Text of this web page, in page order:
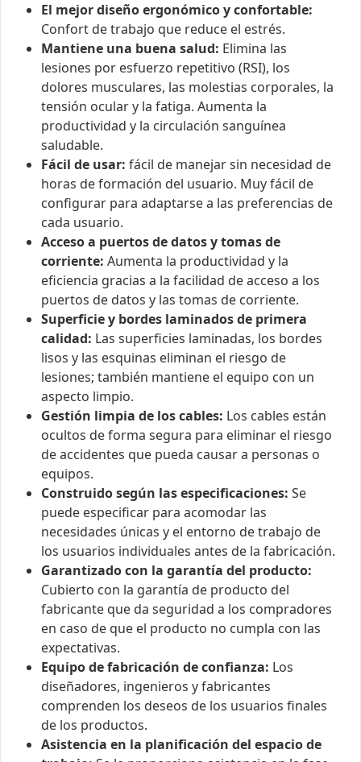
El mejor diseño ergonómico y confortable:
Confort de trabajo que reduce el estrés.
Mantiene una buena salud: Elimina las
lesiones por esfuerzo repetitivo (RSI), los
dolores musculares, las molestias corporales, la
tensión ocular y la fatiga. Aumenta la
productividad y la circulación sanguínea
saludable.
Fácil de usar: fácil de manejar sin necesidad de
horas de formación del usuario. Muy fácil de
configurar para adaptarse a las preferencias de
cada usuario.
Acceso a puertos de datos y tomas de
corriente: Aumenta la productividad y la
eficiencia gracias a la facilidad de acceso a los
puertos de datos y las tomas de corriente.
Superficie y bordes laminados de primera
calidad: Las superficies laminadas, los bordes
lisos y las esquinas eliminan el riesgo de
lesiones; también mantiene el equipo con un
aspecto limpio.
Gestión limpia de los cables: Los cables están
ocultos de forma segura para eliminar el riesgo
de accidentes que pueda causar a personas o
equipos.
Construido según las especificaciones: Se
puede especificar para acomodar las
necesidades únicas y el entorno de trabajo de
los usuarios individuales antes de la fabricación.
Garantizado con la garantía del producto:
Cubierto con la garantía de producto del
fabricante que da seguridad a los compradores
en caso de que el producto no cumpla con las
expectativas.
Equipo de fabricación de confianza: Los
diseñadores, ingenieros y fabricantes
comprenden los deseos de los usuarios finales
de los productos.
Asistencia en la planificación del espacio de